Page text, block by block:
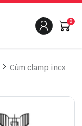
0
Cùm clamp inox